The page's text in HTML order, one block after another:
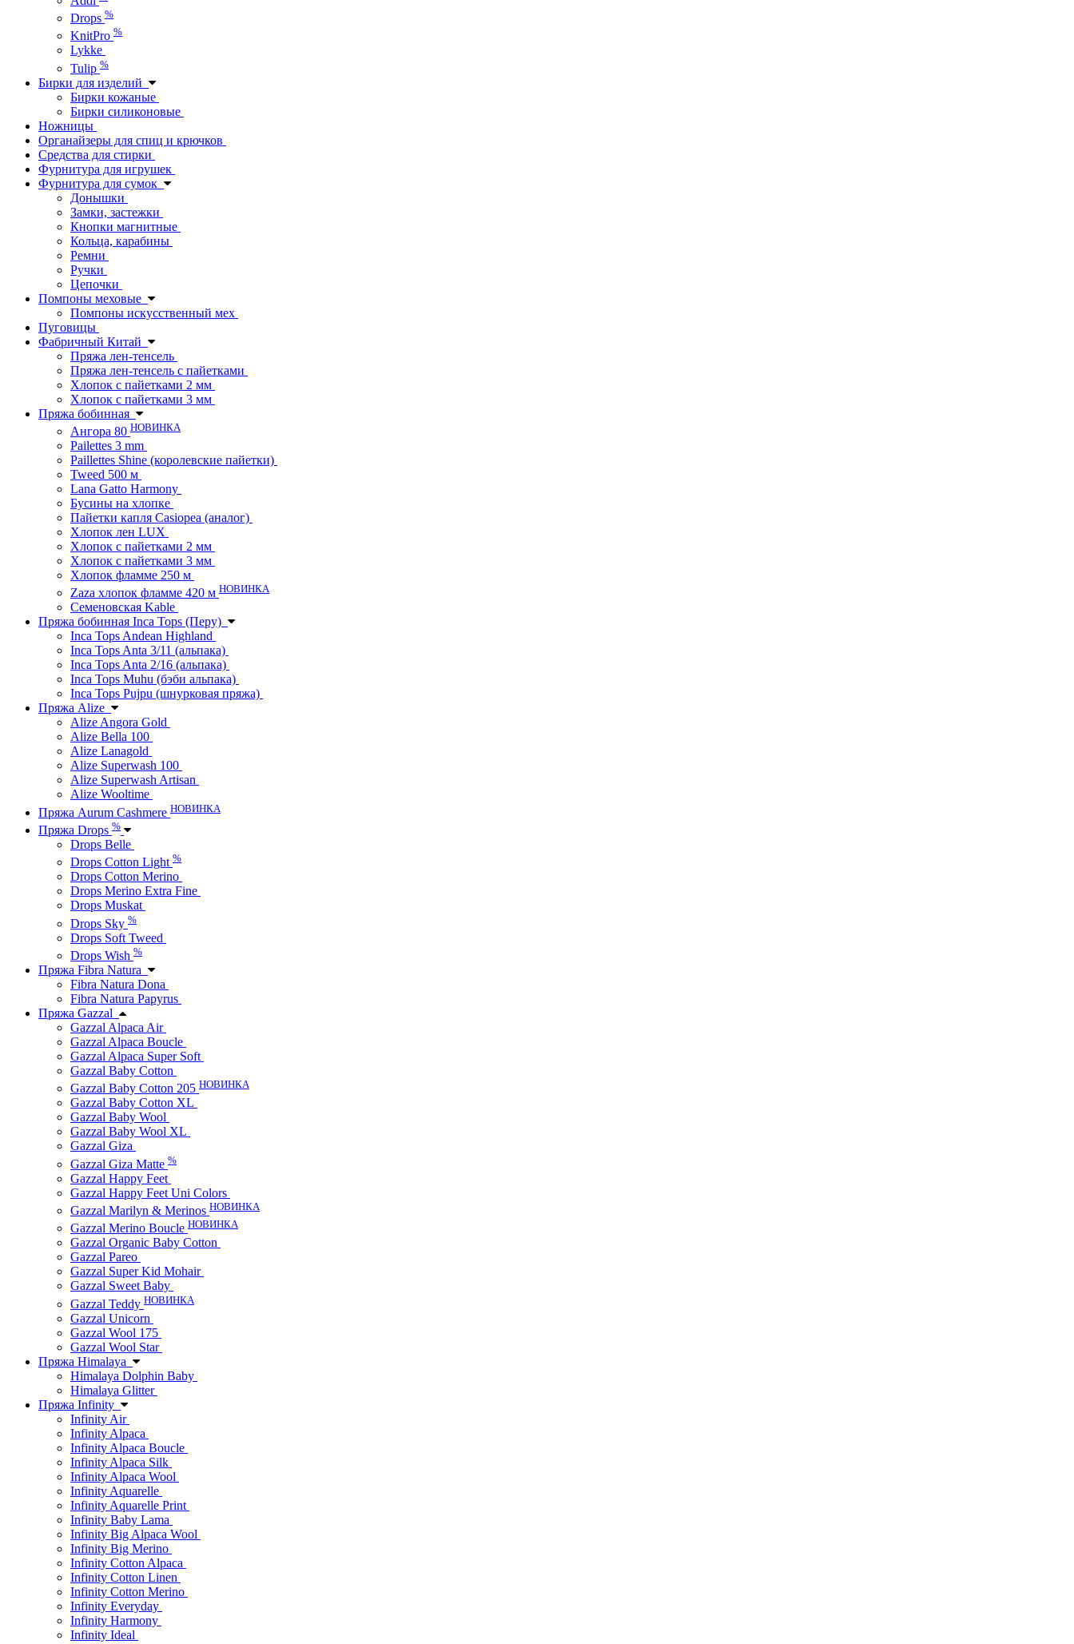
Drops %
KnitPro %
Lykke
Tulip %
Бирки для изделий
Бирки кожаные
Бирки силиконовые
Ножницы
Органайзеры для спиц и крючков
Средства для стирки
Фурнитура для игрушек
Фурнитура для сумок
Донышки
Замки, застежки
Кнопки магнитные
Кольца, карабины
Ремни
Ручки
Цепочки
Помпоны меховые
Помпоны искусственный мех
Пуговицы
Фабричный Китай
Пряжа лен-тенсель
Пряжа лен-тенсель с пайетками
Хлопок с пайетками 2 мм
Хлопок с пайетками 3 мм
Пряжа бобинная
Ангора 80 НОВИНКА
Pailettes 3 mm
Paillettes Shine (королевские пайетки)
Tweed 500 м
Lana Gatto Harmony
Бусины на хлопке
Пайетки капля Casiopea (аналог)
Хлопок лен LUX
Хлопок с пайетками 2 мм
Хлопок с пайетками 3 мм
Хлопок фламме 250 м
Zaza хлопок фламме 420 м НОВИНКА
Семеновская Kable
Пряжа бобинная Inca Tops (Перу)
Inca Tops Andean Highland
Inca Tops Anta 3/11 (альпака)
Inca Tops Anta 2/16 (альпака)
Inca Tops Muhu (бэби альпака)
Inca Tops Pujpu (шнурковая пряжа)
Пряжа Alize
Alize Angora Gold
Alize Bella 100
Alize Lanagold
Alize Superwash 100
Alize Superwash Artisan
Alize Wooltime
Пряжа Aurum Cashmere НОВИНКА
Пряжа Drops %
Drops Belle
Drops Cotton Light %
Drops Cotton Merino
Drops Merino Extra Fine
Drops Muskat
Drops Sky %
Drops Soft Tweed
Drops Wish %
Пряжа Fibra Natura
Fibra Natura Dona
Fibra Natura Papyrus
Пряжа Gazzal
Gazzal Alpaca Air
Gazzal Alpaca Boucle
Gazzal Alpaca Super Soft
Gazzal Baby Cotton
Gazzal Baby Cotton 205 НОВИНКА
Gazzal Baby Cotton XL
Gazzal Baby Wool
Gazzal Baby Wool XL
Gazzal Giza
Gazzal Giza Matte %
Gazzal Happy Feet
Gazzal Happy Feet Uni Colors
Gazzal Marilyn & Merinos НОВИНКА
Gazzal Merino Boucle НОВИНКА
Gazzal Organic Baby Cotton
Gazzal Pareo
Gazzal Super Kid Mohair
Gazzal Sweet Baby
Gazzal Teddy НОВИНКА
Gazzal Unicorn
Gazzal Wool 175
Gazzal Wool Star
Пряжа Himalaya
Himalaya Dolphin Baby
Himalaya Glitter
Пряжа Infinity
Infinity Air
Infinity Alpaca
Infinity Alpaca Boucle
Infinity Alpaca Silk
Infinity Alpaca Wool
Infinity Aquarelle
Infinity Aquarelle Print
Infinity Baby Lama
Infinity Big Alpaca Wool
Infinity Big Merino
Infinity Cotton Alpaca
Infinity Cotton Linen
Infinity Cotton Merino
Infinity Everyday
Infinity Harmony
Infinity Ideal